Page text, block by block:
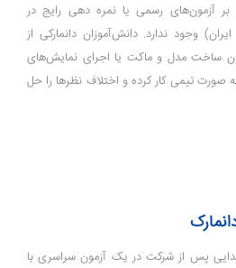
آزمون‌های رسمی یا نمره دهی رایج در
وجود ندارد. دانش‌آموزان دانمارکی از
ساخت مدل و ماکت یا اجرای نمایش‌های
صورت تیمی کار کرده و اختلاف ‌نظرها را حل
پس از شرکت در یک آزمون سراسری با